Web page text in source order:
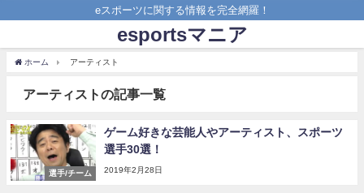
eスポーツに関する情報を完全網羅！
esportsマニア
ホーム アーティスト
アーティストの記事一覧
選手/チーム
ゲーム好きな芸能人やアーティスト、スポーツ
選手30選！
2019年2月28日